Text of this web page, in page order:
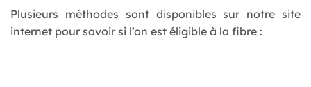
Plusieurs méthodes sont disponibles sur notre site
internet pour savoir si l’on est éligible à la fibre :